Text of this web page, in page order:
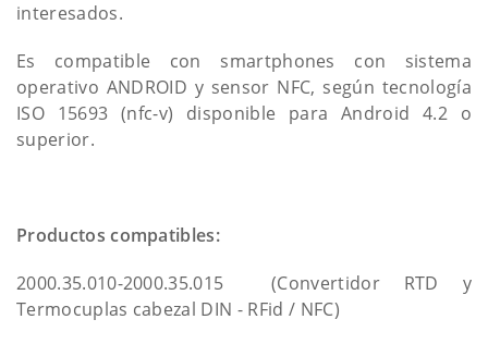
interesados.
Es compatible con smartphones con sistema
operativo ANDROID y sensor NFC, según tecnología
ISO 15693 (nfc-v) disponible para Android 4.2 o
superior.
Productos compatibles:
2000.35.010-2000.35.015 (Convertidor RTD y
Termocuplas cabezal DIN - RFid / NFC)